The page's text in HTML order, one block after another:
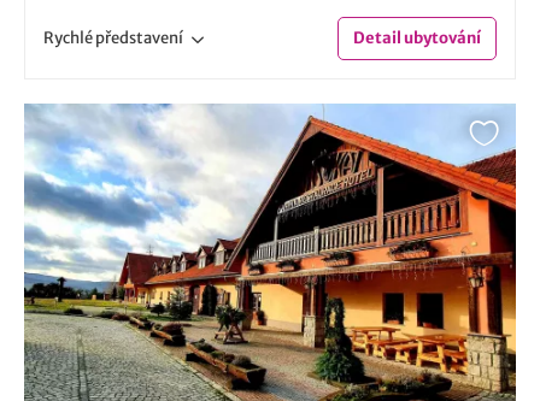
Rychlépředstavení Detailubytování